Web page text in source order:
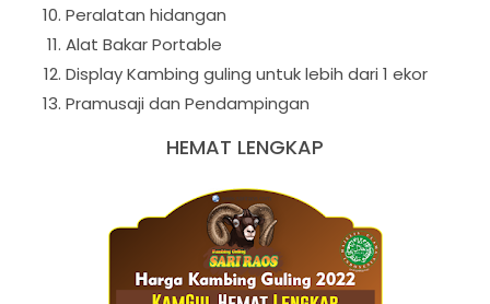
Peralatan hidangan
Alat Bakar Portable
Display Kambing guling untuk lebih dari 1 ekor
Pramusaji dan Pendampingan
HEMAT LENGKAP